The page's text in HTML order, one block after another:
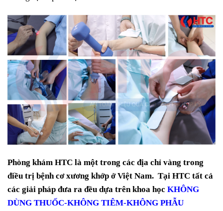
Phòng khám HTC là một trong các địa chỉ vàng trong
điều trị bệnh cơ xương khớp ở Việt Nam. Tại HTC tất cả
các giải pháp đưa ra đều dựa trên khoa học KHÔNG
DÙNG THUỐC-KHÔNG TIÊM-KHÔNG PHẪU